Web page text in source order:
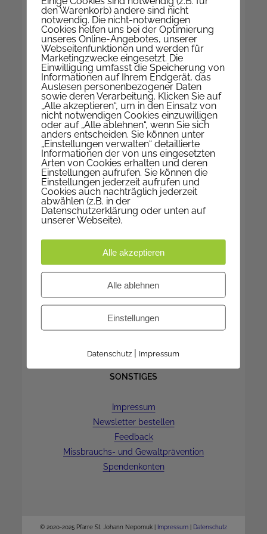
E-MailPfarrkanzlei
Webwww.pfarre-nepomuk.at
Auf KARTE anzeigen
WIR SIND FÜR SIE DA
Montag | geschlossen
Dienstag | 9-12 Uhr
Mittwoch | 9-12 Uhr
Donnerstag | 17-19 Uhr
Freitag | 9-12 Uhr
IN DEN FERIEN
Kanzleistunden in den
Sommerferien:
Dienstag | 9-12 Uhr
Donnerstag | 16-18 Uhr
SONSTIGES
Impressum
Newsletter bestellen
Feedback
Missbrauchs- und Gewaltprävention
Spendenkonten
© 2020-2025 Pfarre St. Johann Nepomuk | Impressum Datenschutz
den Warenkorb) andere sind nicht
notwendig. Die nicht-notwendigen
Cookies helfen uns bei der Optimierung
unseres Online-Angebotes, unserer
Webseitenfunktionen und werden für
Marketingzwecke eingesetzt. Die
Einwilligung umfasst die Speicherung von
Informationen auf Ihrem Endgerät, das
Auslesen personenbezogener Daten
sowie deren Verarbeitung. Klicken Sie auf
„Alle akzeptieren“, um in den Einsatz von
nicht notwendigen Cookies einzuwilligen
oder auf „Alle ablehnen“, wenn Sie sich
anders entscheiden. Sie können unter
„Einstellungen verwalten“ detaillierte
Informationen der von uns eingesetzten
Arten von Cookies erhalten und deren
Einstellungen aufrufen. Sie können die
Einstellungen jederzeit aufrufen und
Cookies auch nachträglich jederzeit
abwählen (z.B. in der
Datenschutzerklärung oder unten auf
unserer Webseite).
Alle akzeptieren
Alle ablehnen
Einstellungen
Datenschutz | Impressum